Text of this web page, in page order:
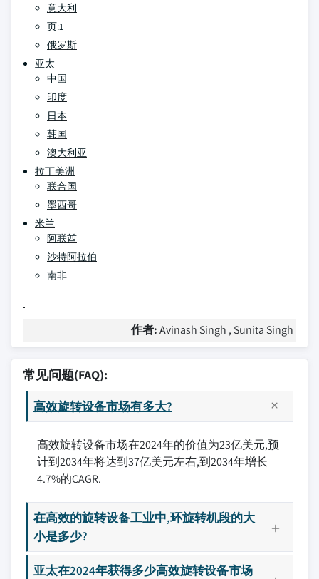
意大利
页:1
俄罗斯
亚太
中国
印度
日本
韩国
澳大利亚
拉丁美洲
联合国
墨西哥
米兰
阿联酋
沙特阿拉伯
南非
作者:Avinash Singh , Sunita Singh
常见问题(FAQ):
高效旋转设备市场有多大?
高效旋转设备市场在2024年的价值为23亿美元,预
计到2034年将达到37亿美元左右,到2034年增长
4.7%的CAGR.
在高效的旋转设备工业中,环旋转机段的大
小是多少?
亚太在2024年获得多少高效旋转设备市场